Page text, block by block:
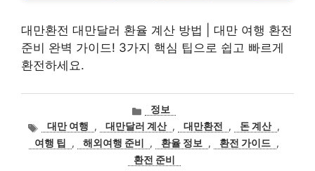
대만환전 대만달러 환율 계산 방법 | 대만 여행 환전
준비 완벽 가이드! 3가지 핵심 팁으로 쉽고 빠르게
환전하세요.
카
테
고
리
정보
태
그
대만 여행 , 대만달러 계산 , 대만환전 , 돈 계산 ,
여행 팁
, 해외여행 준비 , 환율 정보 , 환전 가이드 ,
환전 준비